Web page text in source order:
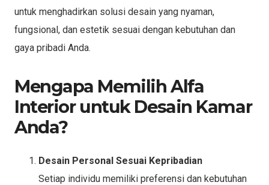
untuk menghadirkan solusi desain yang nyaman,
fungsional, dan estetik sesuai dengan kebutuhan dan
gaya pribadi Anda.
Mengapa Memilih Alfa
Interior untuk Desain Kamar
Anda?
Desain Personal Sesuai Kepribadian
Setiap individu memiliki preferensi dan kebutuhan